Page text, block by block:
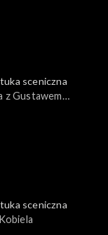
sceniczna
z Gustawem
sceniczna